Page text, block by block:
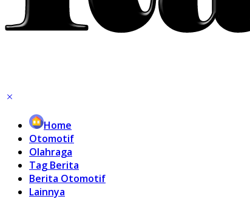
Home
Otomotif
Olahraga
Tag Berita
Berita Otomotif
Lainnya